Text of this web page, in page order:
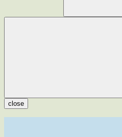
close